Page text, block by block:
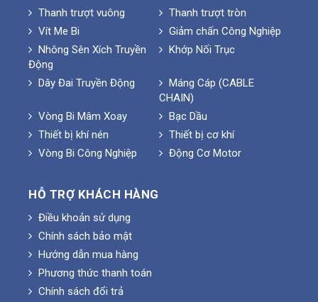
Thanh trượt vuông
Thanh trượt tròn
Vít Me Bi
Giảm chấn Công Nghiệp
Nhông Sên Xích Truyền
Động
Khớp Nối Trục
Dây Đai Truyền Động
Máng Cáp (CABLE
CHAIN)
Vòng Bi Mâm Xoay
Bạc Dầu
Thiết bị khí nén
Thiết bị cơ khí
Vòng Bi Công Nghiệp
Động Cơ Motor
HỖ TRỢ KHÁCH HÀNG
Điều khoản sử dụng
Chính sách bảo mật
Hướng dẫn mua hàng
Phương thức thanh toán
Chính sách đổi trả